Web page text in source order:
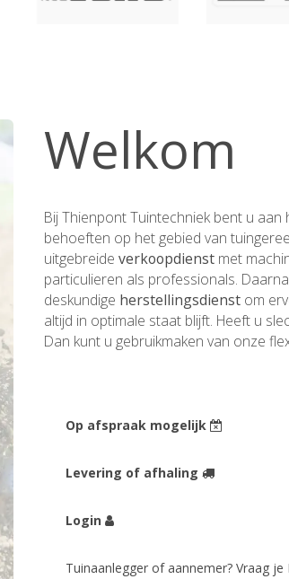
Welkom
Bij Thienpont Tuintechniek bent u
behoeften op het gebied van
uitgebreide verkoopdienst met
particulieren als professionals.
deskundige herstellingsdienst om
altijd in optimale staat blijft. Heeft u
Dan kunt u gebruikmaken van onze
Op afspraak mogelijk
Levering of afhaling
Login
Tuinaanlegger of aannemer? Vraag